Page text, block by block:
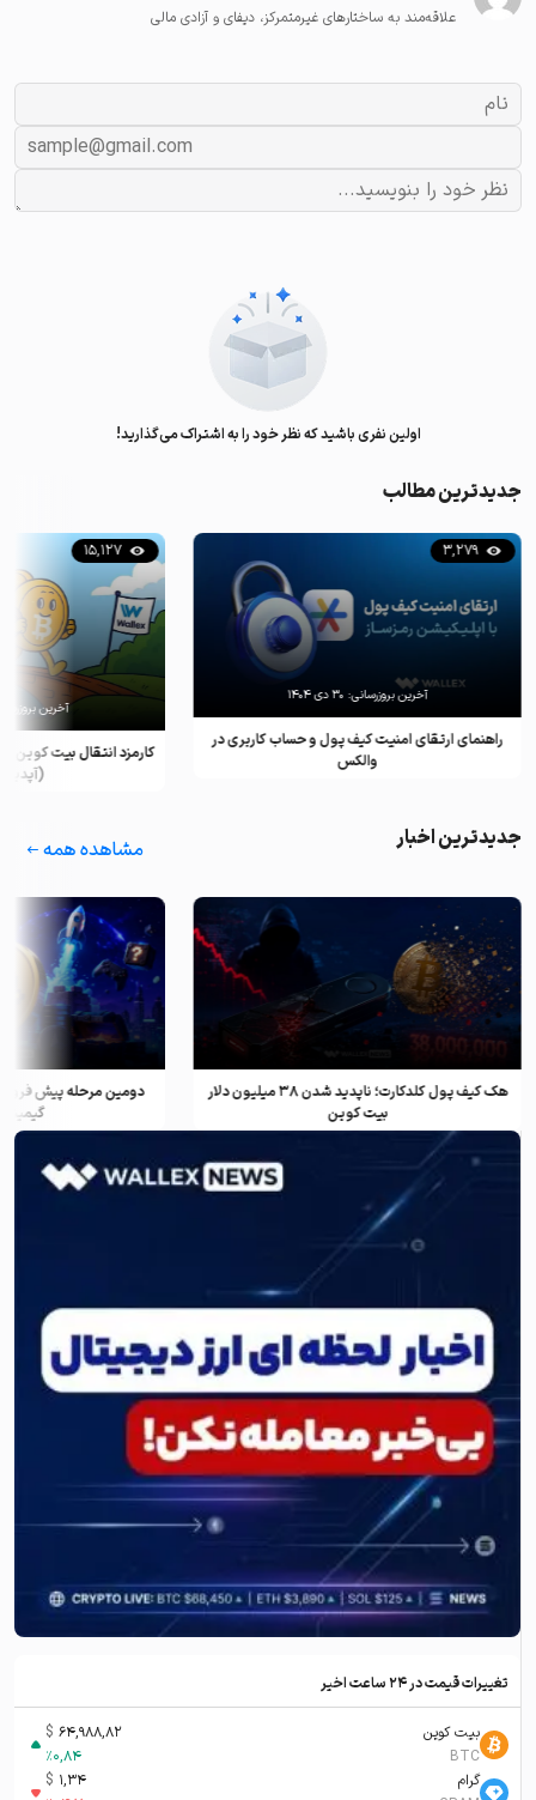
علاقه‌مند به ساختارهای غیرمتمرکز، دیفای و آزادی مالی
اولین نفری باشید که نظر خود را به اشتراک می‌گذارید!
جدیدترین مطالب
راهنمای ارتقای امنیت کیف پول و حساب کاربری در
والکس
3,279
آخرین بروزرسانی: ۳۰ دی ۱۴۰۴
کارمزد انتقال بیت کوین
(آپدیت
15,127
آخرین
جدیدترین اخبار مشاهده همه
هک کیف پول کلدکارت؛ ناپدید شدن ۳۸ میلیون دلار
بیت کوین
دومین مرحله پیش
تغییرات قیمت در ۲۴ ساعت اخیر
بیت کوین
BTC
64,988,82
$
%0,84
گرام
1,34
$